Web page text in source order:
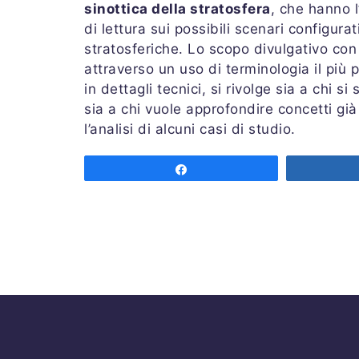
sinottica della stratosfera, che hanno
di lettura sui possibili scenari
stratosferiche. Lo scopo divulgativo
attraverso un uso di terminologia il più
in dettagli tecnici, si rivolge sia a chi si
sia a chi vuole approfondire concetti
l’analisi di alcuni casi di studio.